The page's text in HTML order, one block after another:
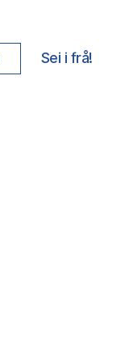
Sei i frå!